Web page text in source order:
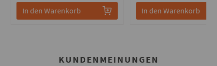
In den Warenkorb In den Warenkorb
KUNDENMEINUNGEN